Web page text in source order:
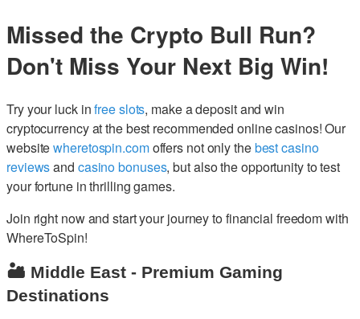
Missed the Crypto Bull Run?
Don't Miss Your Next Big Win!
Try your luck infree slots, make a deposit and win
cryptocurrency at the best recommended online casinos! Our
websitewheretospin.comoffers not only thebest casino
reviewsand casino bonuses, but also the opportunity to test
your fortune in thrilling games.
Join right now and start your journey to financial freedom with
WhereToSpin!
🏜️ Middle East - Premium Gaming
Destinations